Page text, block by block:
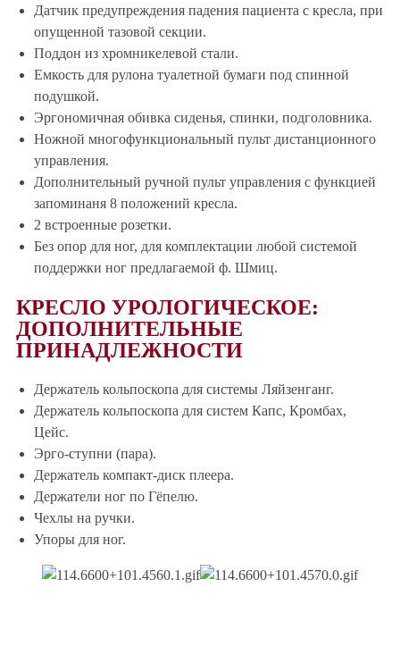
Датчик предупреждения падения пациента с кресла, при
опущенной тазовой секции.
Поддон из хромникелевой стали.
Емкость для рулона туалетной бумаги под спинной
подушкой.
Эргономичная обивка сиденья, спинки, подголовника.
Ножной многофункциональный пульт дистанционного
управления.
Дополнительный ручной пульт управления с функцией
запоминаня 8 положений кресла.
2 встроенные розетки.
Без опор для ног, для комплектации любой системой
поддержки ног предлагаемой ф. Шмиц.
КРЕСЛО УРОЛОГИЧЕСКОЕ:
ДОПОЛНИТЕЛЬНЫЕ
ПРИНАДЛЕЖНОСТИ
Держатель кольпоскопа для системы Ляйзенганг.
Держатель кольпоскопа для систем Капс, Кромбах,
Цейс.
Эрго-ступни (пара).
Держатель компакт-диск плеера.
Держатели ног по Гёпелю.
Чехлы на ручки.
Упоры для ног.